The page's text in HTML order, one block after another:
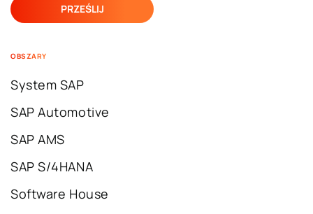
OBSZARY
System SAP
SAP Automotive
SAP AMS
SAP S/4HANA
Software House